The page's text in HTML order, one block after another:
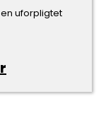
uforpligtet